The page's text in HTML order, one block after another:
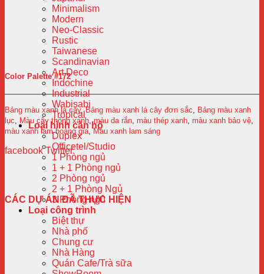
Minimalism
Modern
Neo-Classic
Rustic
Taiwanese
Scandinavian
Art Deco
Indochine
Industrial
Wabisabi
Tropical
Loại hình căn hộ
Duplex
Officetel/Studio
1 Phòng ngủ
1 + 1 Phòng ngủ
2 Phòng ngủ
2 + 1 Phòng Ngủ
3 Phòng ngủ
Loại công trình
Biệt thự
Nhà phố
Chung cư
Nhà Hàng
Quán Cafe/Trà sữa
Color Palette #172
Bảng màu xanh lá cây,Bảng màu xanh lá cây đơn sắc
Bảng màu xanh
lục
Màu cây thông xanh ,màu da rắn màu thép xanh màu xanh bảo vệ
màu xanh lam hoàng gia ,Màu xanh lam sáng
facebook Twitter
CÁC DỰ ÁN ĐÃ THỰC HIỆN